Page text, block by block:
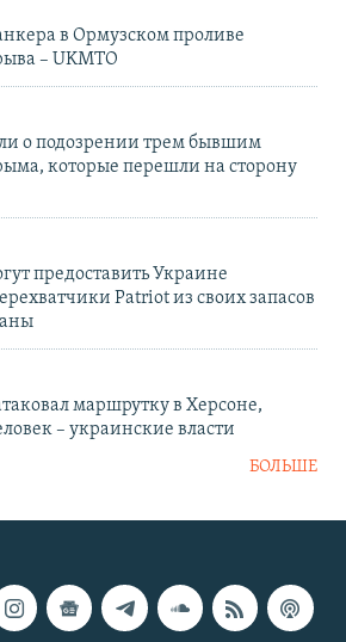
в Ормузском проливе
– UKMTO
о подозрении трем бывшим
которые перешли на сторону
предоставить Украине
Patriot из своих запасов
маршрутку в Херсоне,
– украинские власти
БОЛЬШЕ